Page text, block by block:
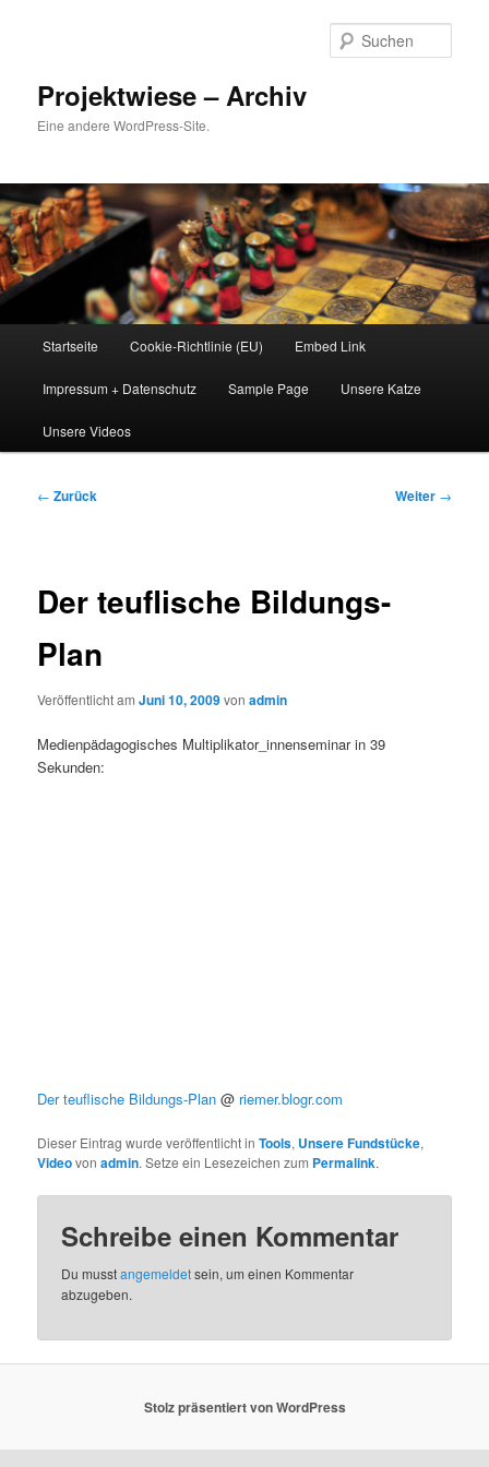
Projektwiese – Archiv
Eine andere WordPress-Site.
Startseite Cookie-Richtlinie (EU) Embed Link
Impressum + Datenschutz Sample Page Unsere Katze
Unsere Videos
Beitrags-
← Zurück Weiter →
Der teuflische Bildungs-
Plan
Veröffentlicht amJuni 10, 2009vonadmin
Medienpädagogisches Multiplikator_innenseminar in 39
Sekunden:
Der teuflische Bildungs-Plan @ riemer.blogr.com
Dieser Eintrag wurde veröffentlicht inTools, Unsere Fundstücke,
Videovonadmin. Setze ein Lesezeichen zum Permalink.
Schreibe einen Kommentar
Du musstangemeldetsein, um einen Kommentar
abzugeben.
Stolz präsentiert von WordPress